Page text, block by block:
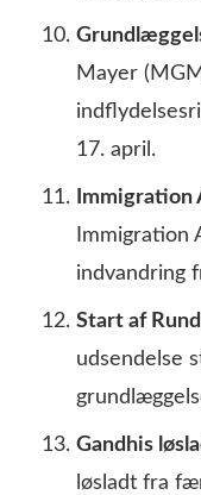
Mayer
17. april.
Immigration
Immigration
indvandring
Start af
udsendelse
Gandhis
løsladt fra